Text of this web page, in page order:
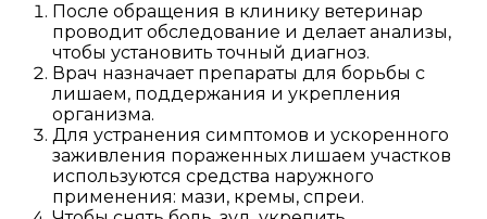
После обращения в клинику ветеринар
проводит обследование и делает анализы,
чтобы установить точный диагноз.
Врач назначает препараты для борьбы с
лишаем, поддержания и укрепления
организма.
Для устранения симптомов и ускоренного
заживления пораженных лишаем участков
используются средства наружного
применения: мази, кремы, спреи.